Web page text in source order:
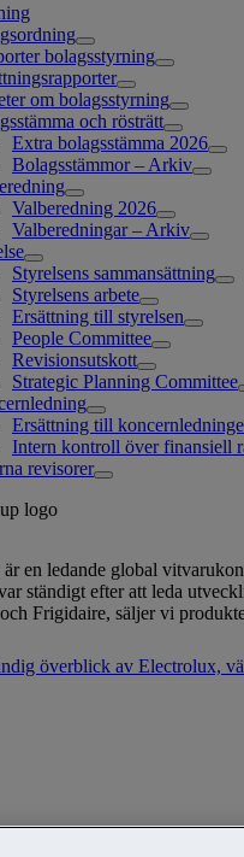
bolagsstyrning
om bolagsstyrning
och rösträtt
Extra bolagsstämma 2026
Bolagsstämmor – Arkiv
Valberedning 2026
Valberedningar – Arkiv
Styrelsens sammansättning
Styrelsens arbete
Ersättning till styrelsen
People Committee
Revisionsutskott
Strategic Planning Committee
Ersättning till
Intern kontroll över finansiell
revisorer
en ledande global
ständigt efter att leda
Frigidaire, säljer vi
överblick av Electrolux,